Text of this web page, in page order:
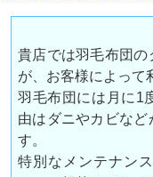
貴店では羽毛布団
が、お客様によって
羽毛布団には月に1
由はダニやカビな
す。
特別なメンテナン